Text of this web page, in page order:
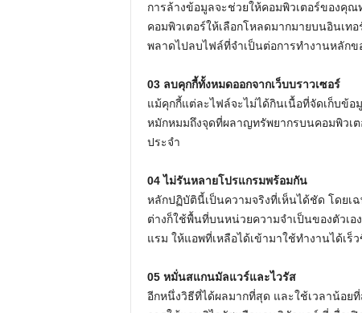
การล้างข้อมูลจะช่วยให้คอมพิวเตอร์ของคุ
คอมพิวเตอร์ให้เลือกโหลดมากมายบนอินเท
พลาดไปลบไฟล์ที่จำเป็นต่อการทำงานหลักข
03 ลบคุกกี้ทั้งหมดออกจากเว็บบราวเซอร์
แม้คุกกี้แต่ละไฟล์จะไม่ได้กินเนื้อที่จัดเก็บข้
หมักหมมถึงจุดที่ผลาญทรัพยากรบนคอมพิวเ
ประจำ
04 ไม่รันหลายโปรแกรมพร้อมกัน
หลักปฏิบัตินี้เป็นความจริงที่เห็นได้ชัด โดยเ
ต่างก็ใช้พื้นที่บนหน่วยความจำเป็นของตัวเ
แรม ให้แอพที่เหลือได้เข้ามาใช้ทำงานได้เร็
05 หมั่นสแกนมัลแวร์และไวรัส
อีกหนึ่งวิธีที่ได้ผลมากที่สุด และใช้เวลาน้อย